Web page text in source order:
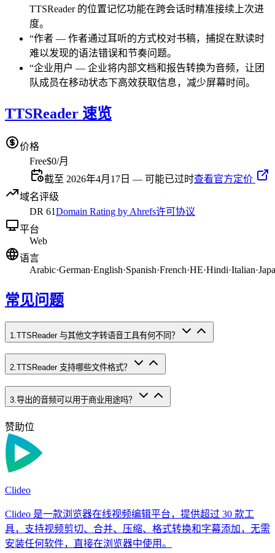
TTSReader 的位置记忆功能在跨会话时精准接续上次进
度。
“作者 — 作者通过耳听的方式校对书稿，捕捉在默读时
难以发现的语法错误和节奏问题。
“企业用户 — 企业将内部文档和报告转换为音频，让团
队成员在移动状态下高效获取信息，减少屏幕时间。
TTSReader 速览
价格
Free$0/月
截至 2026年4月17日 — 可能已过时查看官方定价
域名评级
DR 61Domain Rating by Ahrefs许可协议
平台
Web
语言
Arabic·German·English·Spanish·French·HE·Hindi·Italian·
常见问题
1 TTSReader 与其他文字转语音工具有何不同？
2.TTSReader 支持哪些文件格式？
3 导出的音频可以用于商业用途吗？
赞助位
Clideo
Clideo 是一款浏览器在线视频编辑平台，提供超过 30 款工
具，支持视频剪切、合并、压缩、格式转换和字幕添加，无需
安装任何软件，直接在浏览器中使用。